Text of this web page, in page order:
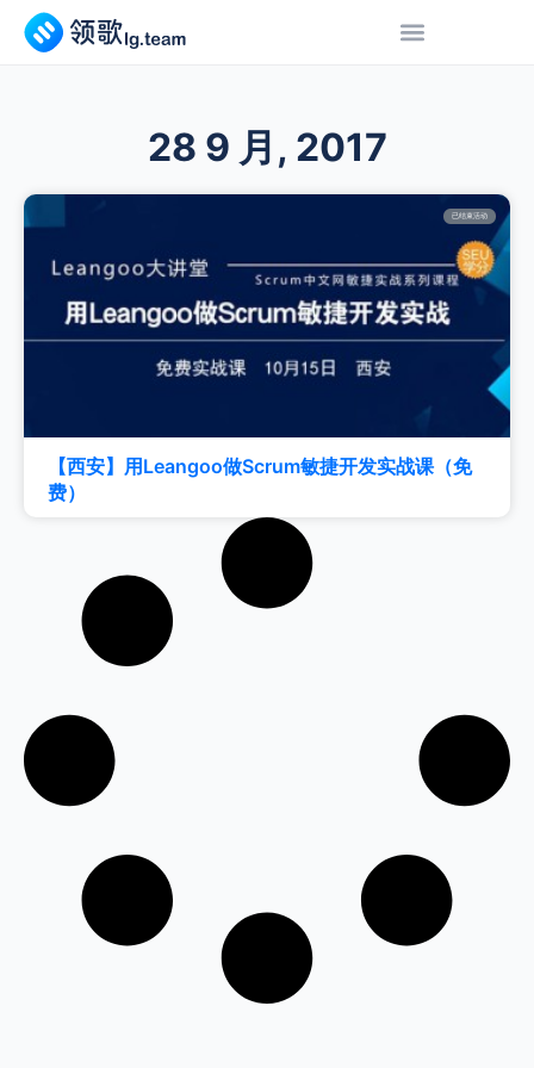
28 9 月, 2017
已结束活动
【西安】用Leangoo做Scrum敏捷开发实战课（免
费）